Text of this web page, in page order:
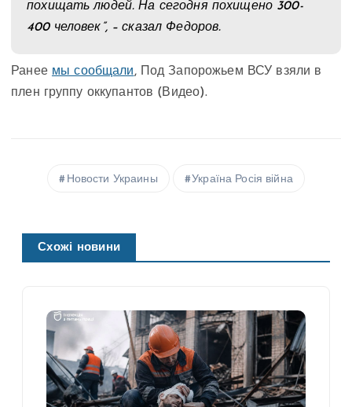
похищать людей. На сегодня похищено 300-
400 человек”, – сказал Федоров.
Ранее мы сообщали, Под Запорожьем ВСУ взяли в
плен группу оккупантов (Видео).
Новости Украины Україна Росія війна
Схожі новини